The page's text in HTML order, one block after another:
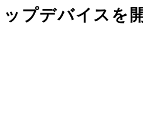
プデバイスを